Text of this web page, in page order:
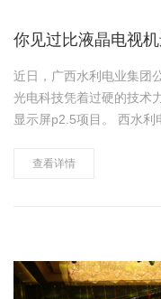
你见过比液晶电视
近日，广西水利电业集团
光电科技凭着过硬的技术
显示屏p2.5项目。 西水利电业集团有限公司,前身为广西水利电业有
建设与改造“一省两贷”
查看详情